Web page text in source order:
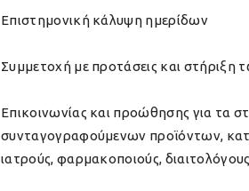
Επιστημονική κάλυψη ημερίδων
Συμμετοχή με προτάσεις και στήριξη
Επικοινωνίας και προώθησης για τα
συνταγογραφούμενων προϊόντων,
ιατρούς, φαρμακοποιούς,